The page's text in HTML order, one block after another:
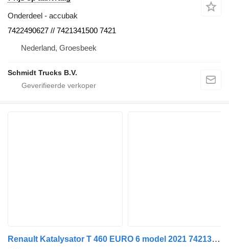
Onderdeel - accubak
7422490627 // 7421341500 7421
Nederland, Groesbeek
Schmidt Trucks B.V.
Renault Katalysator T 460 EURO 6 model 2021 7421364817 voor vrachtwagen